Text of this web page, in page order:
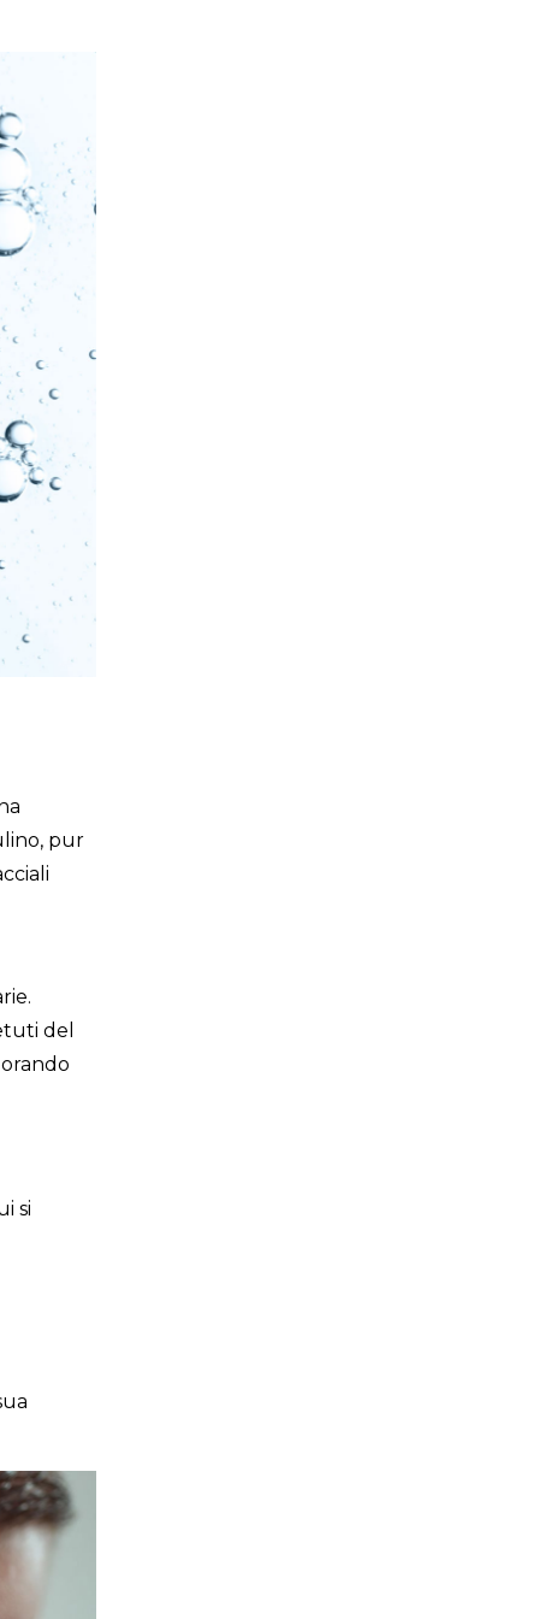
pur
del
si